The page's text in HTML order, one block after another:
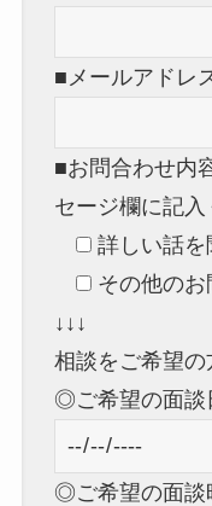
■メールアドレ
■お問合わせ
セージ欄に記入
詳しい話を
その他の
↓↓↓
相談をご希望
◎ご希望の面談
◎ご希望の面談